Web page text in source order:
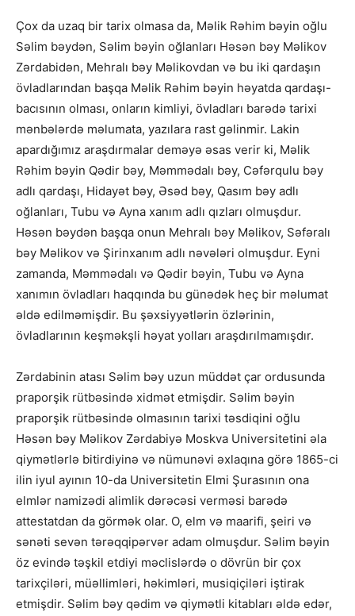
Çox da uzaq bir tarix olmasa da, Məlik Rəhim bəyin oğlu
Səlim bəydən, Səlim bəyin oğlanları Həsən bəy Məlikov
Zərdabidən, Mehralı bəy Məlikovdan və bu iki qardaşın
övladlarından başqa Məlik Rəhim bəyin həyatda qardaşı-
bacısının olması, onların kimliyi, övladları barədə tarixi
mənbələrdə məlumata, yazılara rast gəlinmir. Lakin
apardığımız araşdırmalar deməyə əsas verir ki, Məlik
Rəhim bəyin Qədir bəy, Məmmədalı bəy, Cəfərqulu bəy
adlı qardaşı, Hidayət bəy, Əsəd bəy, Qasım bəy adlı
oğlanları, Tubu və Ayna xanım adlı qızları olmuşdur.
Həsən bəydən başqa onun Mehralı bəy Məlikov, Səfəralı
bəy Məlikov və Şirinxanım adlı nəvələri olmuşdur. Eyni
zamanda, Məmmədalı və Qədir bəyin, Tubu və Ayna
xanımın övladları haqqında bu günədək heç bir məlumat
əldə edilməmişdir. Bu şəxsiyyətlərin özlərinin,
övladlarının keşməkşli həyat yolları araşdırılmamışdır.
Zərdabinin atası Səlim bəy uzun müddət çar ordusunda
praporşik rütbəsində xidmət etmişdir. Səlim bəyin
praporşik rütbəsində olmasının tarixi təsdiqini oğlu
Həsən bəy Məlikov Zərdabiyə Moskva Universitetini əla
qiymətlərlə bitirdiyinə və nümunəvi əxlaqına görə 1865-ci
ilin iyul ayının 10-da Universitetin Elmi Şurasının ona
elmlər namizədi alimlik dərəcəsi verməsi barədə
attestatdan da görmək olar. O, elm və maarifi, şeiri və
sənəti sevən tərəqqipərvər adam olmuşdur. Səlim bəyin
öz evində təşkil etdiyi məclislərdə o dövrün bir çox
tarixçiləri, müəllimləri, həkimləri, musiqiçiləri iştirak
etmişdir. Səlim bəy qədim və qiymətli kitabları əldə edər,